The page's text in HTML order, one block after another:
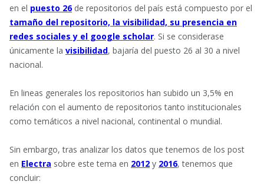
en el puesto 26de repositorios del país está compuesto por el
tamaño del repositorio, la visibilidad, su presencia en
redes sociales y el google scholar. Si se considerase
únicamente la visibilidad, bajaría del puesto 26 al 30 a nivel
nacional.
En lineas generales los repositorios han subido un 3,5% en
relación con el aumento de repositorios tanto institucionales
como temáticos a nivel nacional, continental o mundial.
Sin embargo, tras analizar los datos que tenemos de los post
en Electra sobre este tema en 2012 y 2016, tenemos que
concluir: